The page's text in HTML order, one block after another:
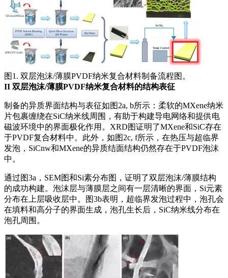
图1. 双层泡沫/薄膜PVDF纳米复合材料制备流程图。
II 双层泡沫/薄膜PVDF纳米复合材料的结构表征
制备的异质界面结构与表征如图2a, b所示：柔软的MXene纳米
片包裹缠绕在SiC纳米线周围，有助于构建导电网络和提供电
磁波环境中的界面极化作用。XRD图证明了MXene和SiC存在
于PVDF复合材料中。此外，如图2c, f所示，在热压与超临界
发泡，SiCnw和MXene的异质结面结构仍然存在于PVDF泡沫
中。
通过图3a，SEM图和Si素分布图，证明了双层泡沫/薄膜结构
的成功构建。泡沫层与薄膜层之间有一层清晰的界面，Si元素
分布在上层吸收层中。图3b表明，超临界发泡过程中，泡孔会
在填料和高分子的界面生成，泡孔生长后，SiC纳米线分布在
泡孔周围。